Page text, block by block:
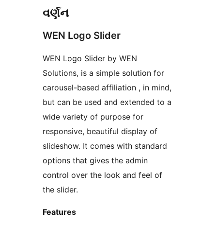
વર્ણન
WEN Logo Slider
WEN Logo Slider by WEN
Solutions, is a simple solution for
carousel-based affiliation , in mind,
but can be used and extended to a
wide variety of purpose for
responsive, beautiful display of
slideshow. It comes with standard
options that gives the admin
control over the look and feel of
the slider.
Features